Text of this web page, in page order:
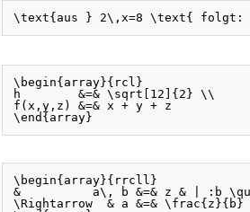
\begin{array}{rcl}
h        &=& \sqrt[12]{2} \\
f(x,y,z) &=& x + y + z
\begin{array}{rrcll}
&          a\, b &=& z & | :b
\Rightarrow  & a &=& \frac{z}{b}